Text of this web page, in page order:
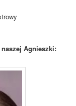
Agnieszki: